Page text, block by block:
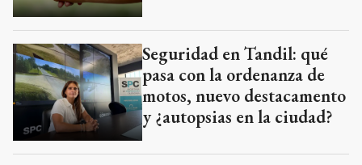
Seguridad en Tandil: qué
pasa con la ordenanza de
motos, nuevo destacamento
y ¿autopsias en la ciudad?